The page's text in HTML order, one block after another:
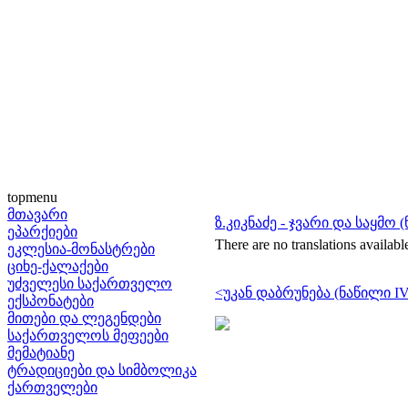
topmenu
მთავარი
ეპარქიები
ეკლესია-მონასტრები
ციხე-ქალაქები
უძველესი საქართველო
ექსპონატები
მითები და ლეგენდები
საქართველოს მეფეები
მემატიანე
ტრადიციები და სიმბოლიკა
ქართველები
ზ.კიკნაძე - ჯვარი და საყმო
There are no translations
<უკან დაბრუნება (ნაწილი